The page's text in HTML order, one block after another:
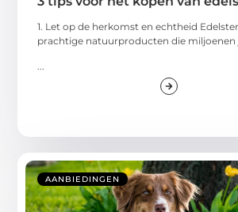
1. Let op de herkomst en echtheid
prachtige natuurproducten die miljoenen
AANBIEDINGEN